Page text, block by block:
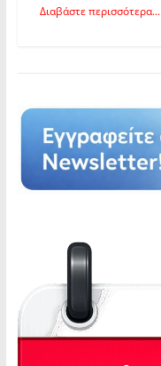
Διαβάστε περισσότερα...